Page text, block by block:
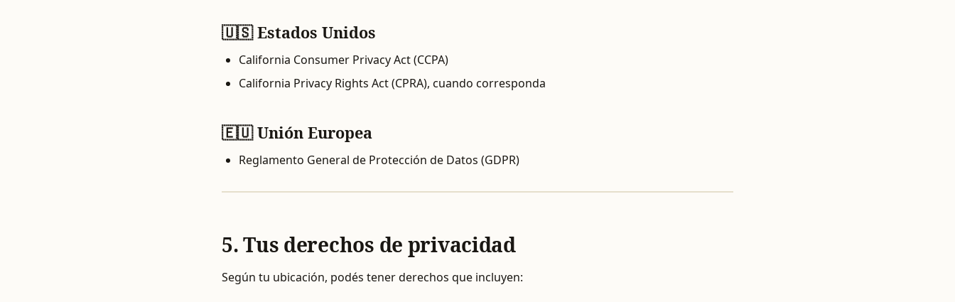
🇺🇸 Estados Unidos
California Consumer Privacy Act (CCPA)
California Privacy Rights Act (CPRA), cuando corresponda
🇪🇺 Unión Europea
Reglamento General de Protección de Datos (GDPR)
5. Tus derechos de privacidad
Según tu ubicación, podés tener derechos que incluyen: